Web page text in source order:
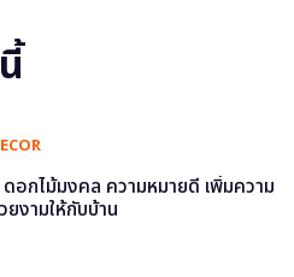
อกไม้มงคล ความหมายดี เพิ่มความ
ยงามให้กับบ้าน